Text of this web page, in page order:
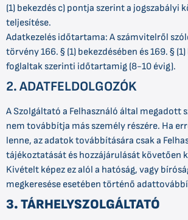
(1) bekezdés c) pontja szerint a jogszabályi
teljesítése.
Adatkezelés időtartama: A számvitelről
törvény 166. § (1) bekezdésében és 169. §
foglaltak szerinti időtartamig (8-10 évig).
2. ADATFELDOLGOZÓK
A Szolgáltató a Felhasználó által megadott
nem továbbítja más személy részére. Ha
lenne, az adatok továbbítására csak a
tájékoztatását és hozzájárulását követően
Kivételt képez ez alól a hatóság, vagy
megkeresése esetében történő
3. TÁRHELYSZOLGÁLTATÓ